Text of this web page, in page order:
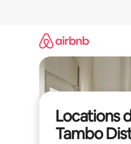
Locations
Tambo